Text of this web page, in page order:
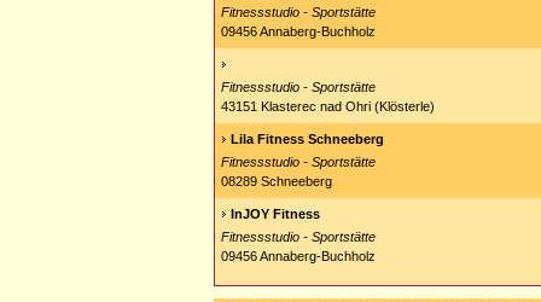
Fitnessstudio - Sportstätte
09456 Annaberg-Buchholz
Fitnessstudio - Sportstätte
43151 Klasterec nad Ohri (Klösterle)
Lila Fitness Schneeberg
Fitnessstudio - Sportstätte
08289 Schneeberg
InJOY Fitness
Fitnessstudio - Sportstätte
09456 Annaberg-Buchholz